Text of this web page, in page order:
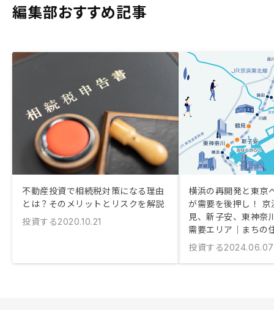
編集部おすすめ記事
不動産投資で相続税対策になる理由
とは？そのメリットとリスクを解説
投資する2020.10.21
横浜の再開発と東京
が需要を後押し！ 京
見、新子安、東神奈
需要エリア｜まちの
投資する2024.06.07